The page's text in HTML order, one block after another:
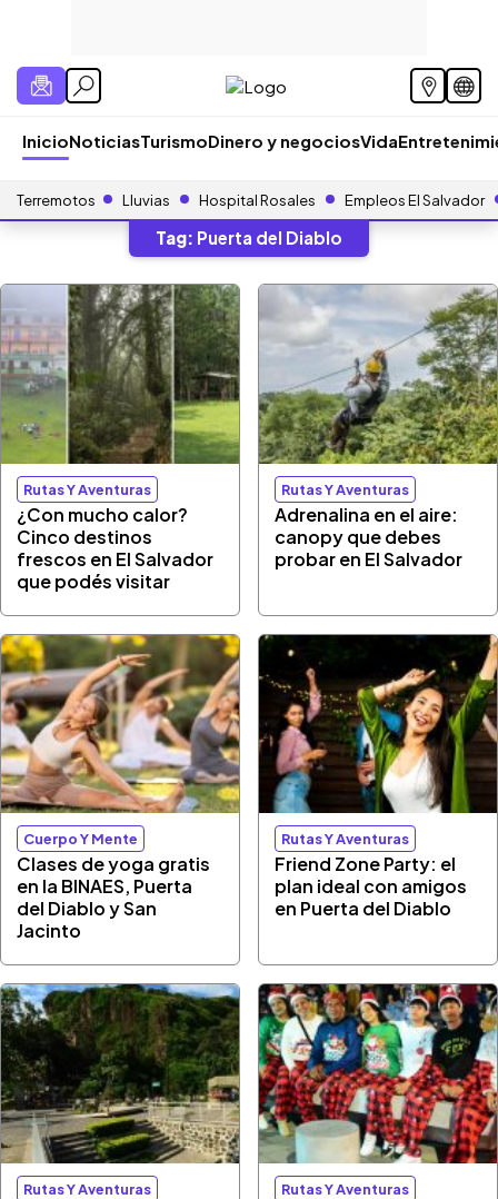
InicioNoticiasTurismoDinero y negociosVida
Terremotos Lluvias Hospital Rosales Empleos El Salvador
Tag: Puerta del Diablo
Rutas Y Aventuras
¿Con mucho calor?
Cinco destinos
frescos en El Salvador
que podés visitar
Rutas Y Aventuras
Adrenalina en el aire:
canopy que debes
probar en El Salvador
Cuerpo Y Mente
Clases de yoga gratis
en la BINAES, Puerta
del Diablo y San
Jacinto
Rutas Y Aventuras
Friend Zone Party: el
plan ideal con amigos
en Puerta del Diablo
Rutas Y Aventuras Rutas Y Aventuras